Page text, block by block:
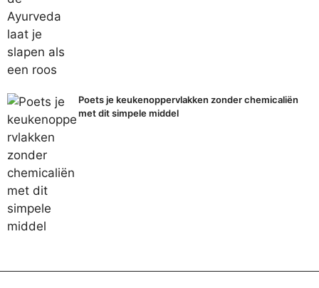
Poets je keukenoppervlakken zonder chemicaliën
met dit simpele middel